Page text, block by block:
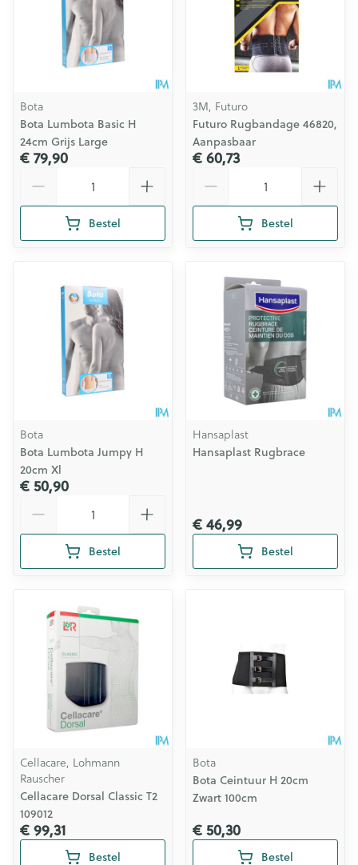
Bota
Bota Lumbota Basic H
24cm Grijs Large
€ 79,90
Bestel
3M, Futuro
Futuro Rugbandage 46820,
Aanpasbaar
€ 60,73
Bestel
Bota
Bota Lumbota Jumpy H
20cm Xl
€ 50,90
Bestel
Hansaplast
Hansaplast Rugbrace
€ 46,99
Bestel
Cellacare, Lohmann
Rauscher
Cellacare Dorsal Classic T2
109012
€ 99,31
Bestel
Bota
Bota Ceintuur H 20cm
Zwart 100cm
€ 50,30
Bestel